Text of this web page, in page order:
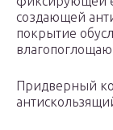
создающей
покрытие
Придверный